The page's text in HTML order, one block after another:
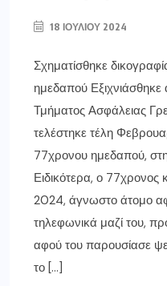
18 ΙΟΥΛΊΟΥ 2024
Σχηματίσθηκε
ημεδαπού
Τμήματος Ασφάλειας
τελέστηκε τέλη
77χρονου ημεδαπού,
Ειδικότερα, ο 77χρονος
2024, άγνωστο άτομο
τηλεφωνικά μαζί του,
αφού του παρουσίασε
το […]